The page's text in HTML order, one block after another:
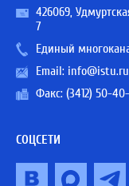
426069,
7
Единый
Email: info@istu.ru
Факс: (3412) 50-
СОЦСЕТИ